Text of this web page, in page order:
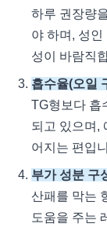
하루 권장량
야 하며, 성
성이 바람직
흡수율(오일
TG형보다 흡
되고 있으며,
어지는 편입
부가 성분 구
산패를 막는
도움을 주는